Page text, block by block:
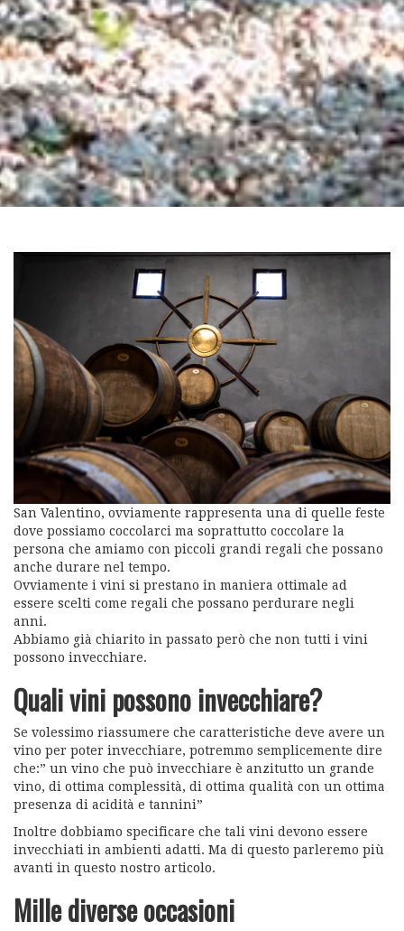
San Valentino, ovviamente rappresenta una di quelle feste
dove possiamo coccolarci ma soprattutto coccolare la
persona che amiamo con piccoli grandi regali che possano
anche durare nel tempo.
Ovviamente i vini si prestano in maniera ottimale ad
essere scelti come regali che possano perdurare negli
anni.
Abbiamo già chiarito in passato però che non tutti i vini
possono invecchiare.
Quali vini possono invecchiare?
Se volessimo riassumere che caratteristiche deve avere un
vino per poter invecchiare, potremmo semplicemente dire
che:” un vino che può invecchiare è anzitutto un grande
vino, di ottima complessità, di ottima qualità con un ottima
presenza di acidità e tannini”
Inoltre dobbiamo specificare che tali vini devono essere
invecchiati in ambienti adatti. Ma di questo parleremo più
avanti in questo nostro articolo.
Mille diverse occasioni